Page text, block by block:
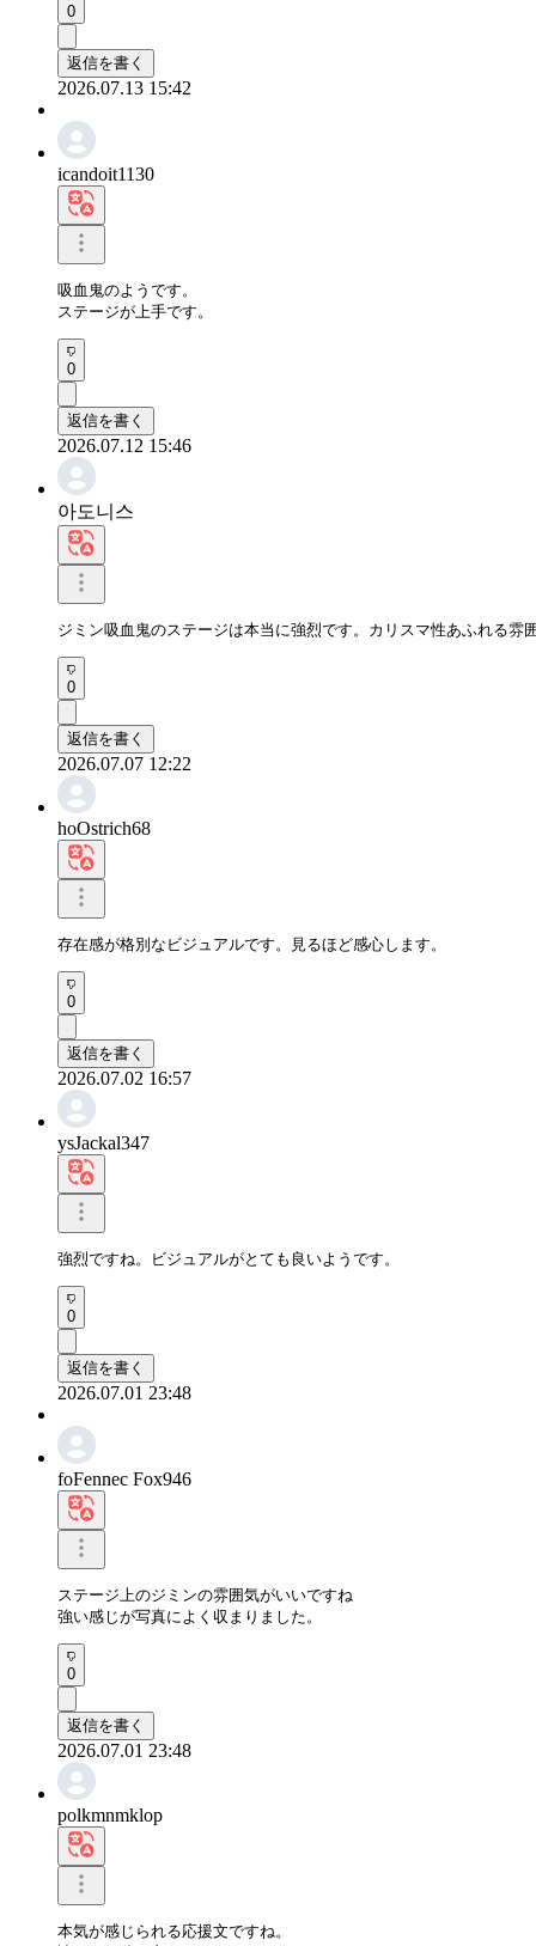
0
返信を書く
2026.07.13 15:42
icandoit1130
吸血鬼のようです。
ステージが上手です。
0
返信を書く
2026.07.12 15:46
아도니스
ジミン吸血鬼のステージは本当に強烈です。カリスマ性あふれる雰
0
返信を書く
2026.07.07 12:22
hoOstrich68
存在感が格別なビジュアルです。見るほど感心します。
0
返信を書く
2026.07.02 16:57
ysJackal347
強烈ですね。ビジュアルがとても良いようです。
0
返信を書く
2026.07.01 23:48
foFennec Fox946
ステージ上のジミンの雰囲気がいいですね
強い感じが写真によく収まりました。
0
返信を書く
2026.07.01 23:48
polkmnmklop
本気が感じられる応援文ですね。